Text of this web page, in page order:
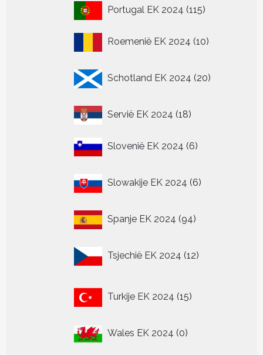
Portugal EK 2024 115115
Roemenië EK 2024 1010
Schotland EK 2024 20
producten
Servië EK 2024 1818
Slovenië EK 2024 66
Slowakije EK 2024 6
producten
Spanje EK 2024 9494
Tsjechië EK 2024 12
producten
Turkije EK 2024 15
producten
Wales EK 2024 00